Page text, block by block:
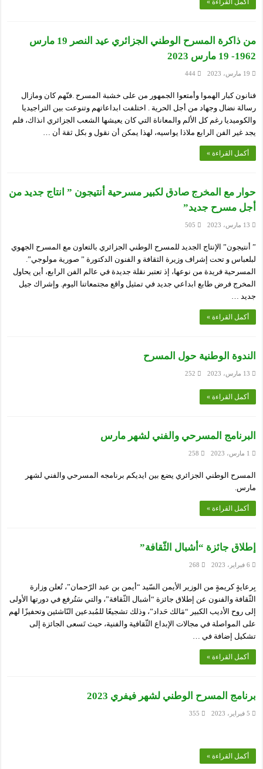
أكمل القراءة »
من ذاكرة المسرح الوطني الجزائري عيد النصر 19 مارس
1962- 19 مارس 2023
19 مارس، 2023 444
فنانون كبار الهموا وأمتعوا الجمهور من على خشبة المسرح .فنّهم كان ومازال
رسالة نضال وجهاد من أجل الحرية . اختلفت ابداعاتهم وتنوعت بين التراجيديا
والكوميديا رغم كل الألم والمعاناة التي كان يعيشها الشعب الجزائري انذاك، فلم
يجد غير الفن الرابع ملاذا يواسيه، لهذا يمكن أن نقول و بكل ثقة أن …
أكمل القراءة »
حوار مع المخرج صادق لكبير مسرحية أنتيجون ” انتاج جديد من
أجل مسرح جديد”
13 مارس، 2023 505
” أنتيجون” الإنتاج الجديد للمسرح الوطني الجزائري بالتعاون مع المسرح الجهوي
لبلعباس و تحت إشراف وزيرة الثقافة و الفنون الدكتورة ” صورية مولوجي”.
المسرحية فريدة من نوعها، إذ تعتبر نقلة جديدة في عالم الفن الرابع، أين يحاول
المخرج فرض طابع ابداعي جديد في تمثيل واقع مجتمعاتنا اليوم. وإشراك جيل
جديد …
أكمل القراءة »
الندوة الوطنية حول المسرح
13 مارس، 2023 252
أكمل القراءة »
البرنامج المسرحي والفني لشهر مارس
1 مارس، 2023 258
المسرح الوطني الجزائري يضع بين ايديكم برنامجه المسرحي والفني لشهر
مارس.
أكمل القراءة »
إطلاق جائزة “أشبال الثّقافة”
6 فبراير، 2023 268
بِرعايةٍ كريمةٍ من الوزير الأيمن السّيد “أيمن بن عبد الرّحمان”، تُعلن وزارة
الثّقافة والفنون عن إطلاق جائزة “أشبال الثّقافة”، والتي سَتُرفع في دورتها الأولى
إلى روح الأديب الكبير “مَالك حَداد”، وذلك تشجيعًا للمُبدعين النّاشئين وتحفيزًا لهم
على المواصلة في مجالات الإبداع الثّقافية والفنية، حيث تَسعى الجائزة إلى
تشكيل إضافة في …
أكمل القراءة »
برنامج المسرح الوطني لشهر فيفري 2023
5 فبراير، 2023 355
أكمل القراءة »